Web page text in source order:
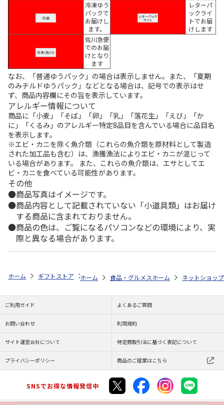
冷凍ゆう
パックで
お届けし
ます。
レターパ
ックライ
トでお届
けします
佐川急便
でのお届
けとなり
ます
なお、「普通ゆうパック」の場合は表示しません。また、「夏期
のみチルドゆうパック」などとなる場合は、記号での表示はせ
ず、商品内容欄にその旨を表示しています。
アレルギー情報について
商品に「小麦」「そば」「卵」「乳」「落花生」「えび」「か
に」「くるみ」のアレルギー特定8品目を含んでいる場合に品目名
を表示します。
※エビ・カニを除く魚介類（これらの魚介類を原材料として製造
された加工品も含む）は、漁獲漁法によりエビ・カニが混じって
いる場合があります。 また、これらの魚介類は、エサとしてエ
ビ・カニを食べている可能性があります。
その他
商品写真はイメージです。
商品内容として記載されていない「小道具類」はお届け
する商品に含まれておりません。
商品の色は、ご覧になるパソコンなどの環境により、実
際と異なる場合があります。
ホーム ギフトストア お中元・夏ギフト特集 2026 ゆうゆうギフト
ホーム 食品・グルメストア カニ特集 ＜
ホーム ネットショップ
ご利用ガイド よくあるご質問
お問い合わせ 利用規約
サイト運営会社について 特定商取引法に基づく表記について
プライバシーポリシー 商品のご提案はこちら
SNSでお得な情報発信中